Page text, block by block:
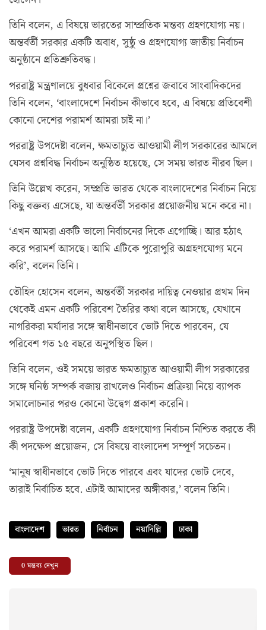
তিনি বলেন, এ বিষয়ে ভারতের সাম্প্রতিক মন্তব্য গ্রহণযোগ্য নয়।
অন্তর্বর্তী সরকার একটি অবাধ, সুষ্ঠু ও গ্রহণযোগ্য জাতীয় নির্বাচন
অনুষ্ঠানে প্রতিশ্রুতিবদ্ধ।
পররাষ্ট্র মন্ত্রণালয়ে বুধবার বিকেলে প্রশ্নের জবাবে সাংবাদিকদের
তিনি বলেন, ‘বাংলাদেশে নির্বাচন কীভাবে হবে, এ বিষয়ে প্রতিবেশী
কোনো দেশের পরামর্শ আমরা চাই না।’
পররাষ্ট্র উপদেষ্টা বলেন, ক্ষমতাচ্যুত আওয়ামী লীগ সরকারের আমলে
যেসব প্রশ্নবিদ্ধ নির্বাচন অনুষ্ঠিত হয়েছে, সে সময় ভারত নীরব ছিল।
তিনি উল্লেখ করেন, সম্প্রতি ভারত থেকে বাংলাদেশের নির্বাচন নিয়ে
কিছু বক্তব্য এসেছে, যা অন্তর্বর্তী সরকার প্রয়োজনীয় মনে করে না।
‘এখন আমরা একটি ভালো নির্বাচনের দিকে এগোচ্ছি। আর হঠাৎ
করে পরামর্শ আসছে। আমি এটিকে পুরোপুরি অগ্রহণযোগ্য মনে
করি’, বলেন তিনি।
তৌহিদ হোসেন বলেন, অন্তর্বর্তী সরকার দায়িত্ব নেওয়ার প্রথম দিন
থেকেই এমন একটি পরিবেশ তৈরির কথা বলে আসছে, যেখানে
নাগরিকরা মর্যাদার সঙ্গে স্বাধীনভাবে ভোট দিতে পারবেন, যে
পরিবেশ গত ১৫ বছরে অনুপস্থিত ছিল।
তিনি বলেন, ওই সময়ে ভারত ক্ষমতাচ্যুত আওয়ামী লীগ সরকারের
সঙ্গে ঘনিষ্ঠ সম্পর্ক বজায় রাখলেও নির্বাচন প্রক্রিয়া নিয়ে ব্যাপক
সমালোচনার পরও কোনো উদ্বেগ প্রকাশ করেনি।
পররাষ্ট্র উপদেষ্টা বলেন, একটি গ্রহণযোগ্য নির্বাচন নিশ্চিত করতে কী
কী পদক্ষেপ প্রয়োজন, সে বিষয়ে বাংলাদেশ সম্পূর্ণ সচেতন।
‘মানুষ স্বাধীনভাবে ভোট দিতে পারবে এবং যাদের ভোট দেবে,
তারাই নির্বাচিত হবে. এটাই আমাদের অঙ্গীকার,’ বলেন তিনি।
বাংলাদেশ ভারত নির্বাচন নয়াদিল্লি ঢাকা
0মন্তব্য দেখুন